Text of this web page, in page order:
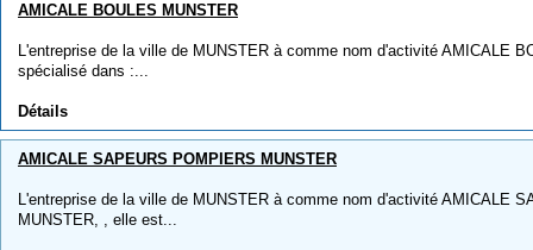
AMICALE BOULES MUNSTER
L'entreprise de la ville de MUNSTER à comme nom d'activité AMICALE
spécialisé dans :...
Détails
AMICALE SAPEURS POMPIERS MUNSTER
L'entreprise de la ville de MUNSTER à comme nom d'activité AMICALE
MUNSTER, , elle est...